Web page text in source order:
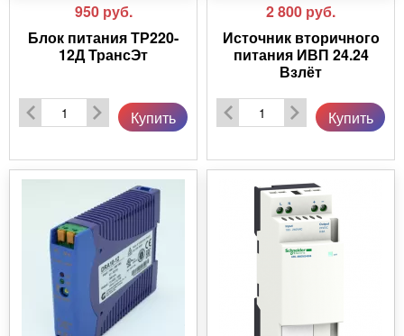
950 руб.
Блок питания ТР220-
12Д ТрансЭт
Купить
2 800 руб.
Источник вторичного
питания ИВП 24.24
Взлёт
Купить